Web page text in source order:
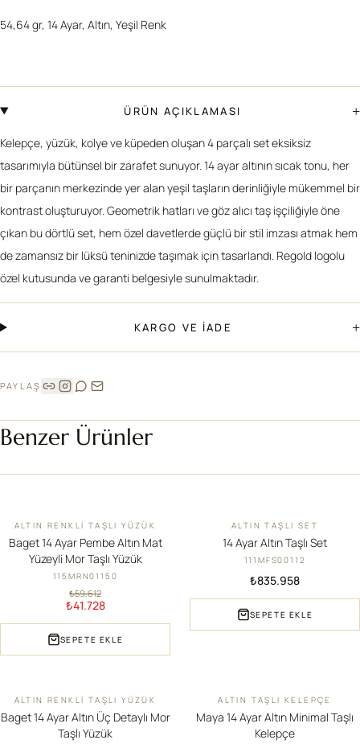
54,64 gr, 14 Ayar, Altın, Yeşil Renk
ÜRÜN AÇIKLAMASI +
Kelepçe, yüzük, kolye ve küpeden oluşan 4 parçalı set eksiksiz
tasarımıyla bütünsel bir zarafet sunuyor. 14 ayar altının sıcak tonu, her
bir parçanın merkezinde yer alan yeşil taşların derinliğiyle mükemmel bir
kontrast oluşturuyor. Geometrik hatları ve göz alıcı taş işçiliğiyle öne
çıkan bu dörtlü set, hem özel davetlerde güçlü bir stil imzası atmak hem
de zamansız bir lüksü teninizde taşımak için tasarlandı. Regold logolu
özel kutusunda ve garanti belgesiyle sunulmaktadır.
KARGO VE İADE +
PAYLAŞ
Benzer Ürünler
İNDIRIM
ALTIN RENKLI TAŞLI YÜZÜK
Baget 14 Ayar Pembe Altın Mat
Yüzeyli Mor Taşlı Yüzük
115MRN01150
₺59.612
₺41.728
SEPETE EKLE
ALTIN TAŞLI SET
14 Ayar Altın Taşlı Set
111MFS00112
₺835.958
SEPETE EKLE
İNDIRIM
ALTIN RENKLI TAŞLI YÜZÜK
Baget 14 Ayar Altın Üç Detaylı Mor
Taşlı Yüzük
YENI
ALTIN TAŞLI KELEPÇE
Maya 14 Ayar Altın Minimal Taşlı
Kelepçe